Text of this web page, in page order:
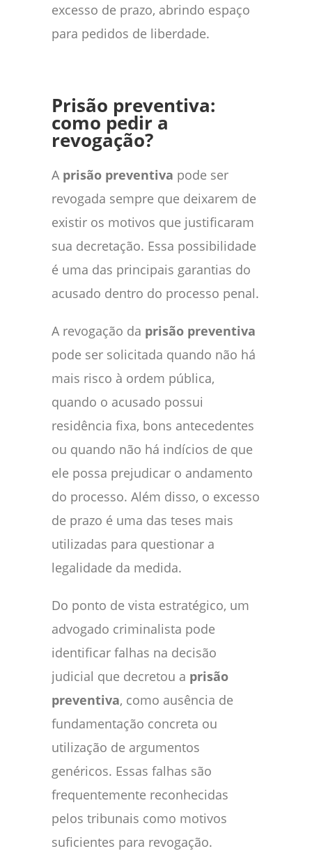
excesso de prazo, abrindo espaço
para pedidos de liberdade.
Prisão preventiva:
como pedir a
revogação?
A prisão preventiva pode ser
revogada sempre que deixarem de
existir os motivos que justificaram
sua decretação. Essa possibilidade
é uma das principais garantias do
acusado dentro do processo penal.
A revogação da prisão preventiva
pode ser solicitada quando não há
mais risco à ordem pública,
quando o acusado possui
residência fixa, bons antecedentes
ou quando não há indícios de que
ele possa prejudicar o andamento
do processo. Além disso, o excesso
de prazo é uma das teses mais
utilizadas para questionar a
legalidade da medida.
Do ponto de vista estratégico, um
advogado criminalista pode
identificar falhas na decisão
judicial que decretou a prisão
preventiva, como ausência de
fundamentação concreta ou
utilização de argumentos
genéricos. Essas falhas são
frequentemente reconhecidas
pelos tribunais como motivos
suficientes para revogação.